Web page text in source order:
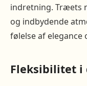
indretning. Træets
og indbydende
følelse af elegance
Fleksibilitet i